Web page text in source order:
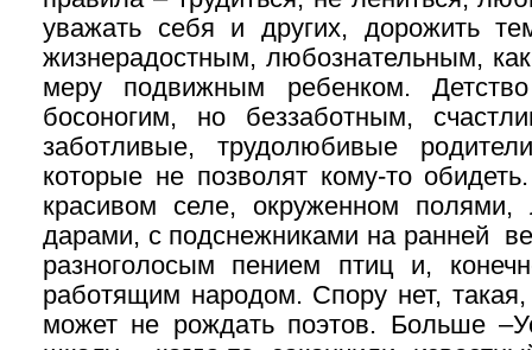
уважать себя и других, дорожить
жизнерадостным, любознательным,
меру подвижным ребенком.
босоногим, но беззаботным,
заботливые, трудолюбивые
которые не позволят кому-то
красивом селе, окруженном
дарами, с подснежниками на ранней
разноголосым пением птиц и,
работящим народом. Спору нет,
может не рождать поэтов. Больше